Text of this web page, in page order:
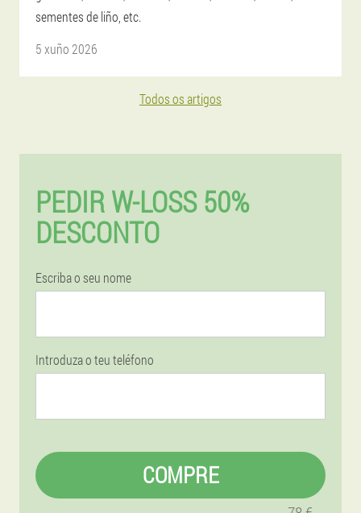
sementes de liño, etc.
5 xuño 2026
Todos os artigos
PEDIR W-LOSS 50%
DESCONTO
Escriba o seu nome
Introduza o teu teléfono
COMPRE